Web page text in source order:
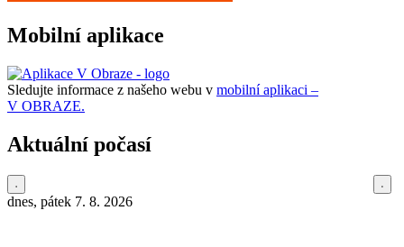
Mobilní aplikace
Sledujte informace z našeho webu v mobilní aplikaci –
V OBRAZE.
Aktuální počasí
dnes, pátek 7. 8. 2026